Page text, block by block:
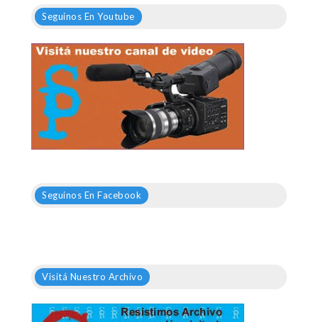
Seguinos En Youtube
Seguinos En Facebook
Visitá Nuestro Archivo